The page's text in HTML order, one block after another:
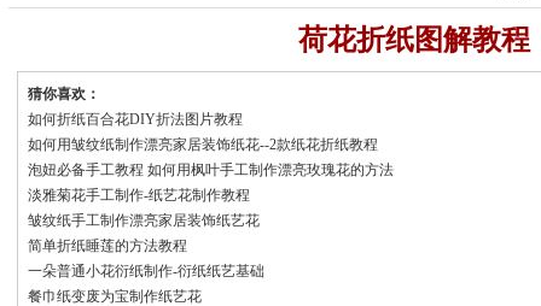
荷花折纸图解教程
猜你喜欢：
如何折纸百合花DIY折法图片教程
如何用皱纹纸制作漂亮家居装饰纸花--2款纸花折纸教程
泡妞必备手工教程 如何用枫叶手工制作漂亮玫瑰花的方法
淡雅菊花手工制作-纸艺花制作教程
皱纹纸手工制作漂亮家居装饰纸艺花
简单折纸睡莲的方法教程
一朵普通小花衍纸制作-衍纸纸艺基础
餐巾纸变废为宝制作纸艺花